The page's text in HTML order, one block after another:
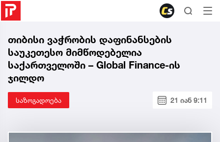
თიბისი ვაჭრობის დაფინანსების
საუკეთესო მიმწოდებელია
საქართველოში – Global Finance-ის
ჯილდო
საზოგადოება 21 იან 9:11